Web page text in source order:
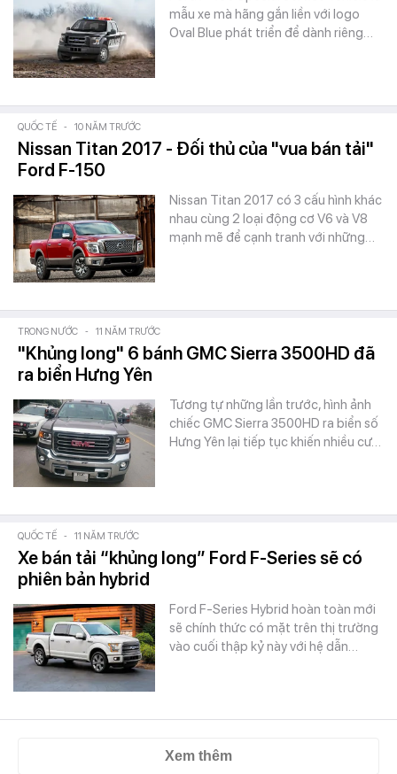
mẫu xe mà hãng gắn liền với logo
Oval Blue phát triển để dành riêng…
QUỐC TẾ - 10 NĂM TRƯỚC
Nissan Titan 2017 - Đối thủ của "vua bán tải"
Ford F-150
Nissan Titan 2017 có 3 cấu hình khác
nhau cùng 2 loại động cơ V6 và V8
mạnh mẽ để cạnh tranh với những…
TRONG NƯỚC - 11 NĂM TRƯỚC
"Khủng long" 6 bánh GMC Sierra 3500HD đã
ra biển Hưng Yên
Tương tự những lần trước, hình ảnh
chiếc GMC Sierra 3500HD ra biển số
Hưng Yên lại tiếp tục khiến nhiều cư…
QUỐC TẾ - 11 NĂM TRƯỚC
Xe bán tải “khủng long” Ford F-Series sẽ có
phiên bản hybrid
Ford F-Series Hybrid hoàn toàn mới
sẽ chính thức có mặt trên thị trường
vào cuối thập kỷ này với hệ dẫn…
Xem thêm